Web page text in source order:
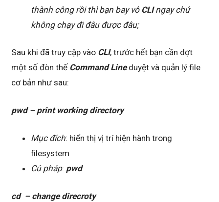
thành công rồi thì bạn bay vô CLIngay chứ
không chạy đi đâu được đâu;
Sau khi đã truy cập vào CLI, trước hết bạn cần dợt
một số đòn thế Command Lineduyệt và quản lý file
cơ bản như sau:
pwd – print working directory
Mục đích: hiển thị vị trí hiện hành trong
filesystem
Cú pháp: pwd
cd – change direcroty